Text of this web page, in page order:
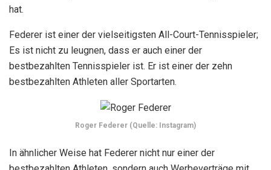
hat.
Federer ist einer der vielseitigsten All-Court-Tennisspieler;
Es ist nicht zu leugnen, dass er auch einer der
bestbezahlten Tennisspieler ist. Er ist einer der zehn
bestbezahlten Athleten aller Sportarten.
Roger Federer (Quelle: Instagram)
In ähnlicher Weise hat Federer nicht nur einer der